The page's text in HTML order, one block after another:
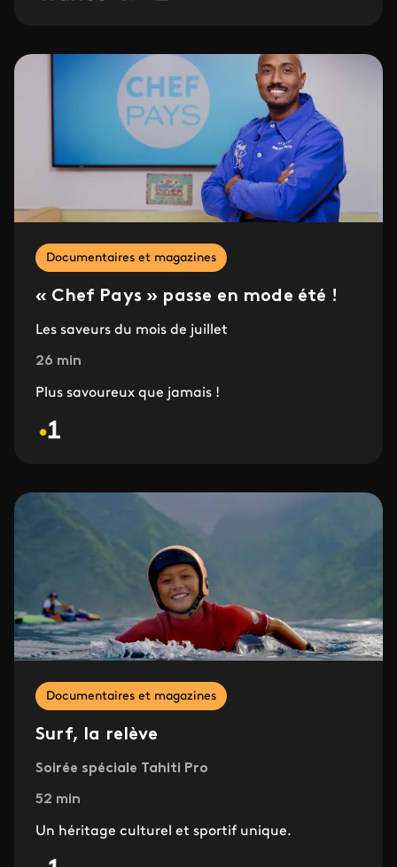
Documentaires et magazines
« Chef Pays » passe en mode été !
Les saveurs du mois de juillet
26 min
Plus savoureux que jamais !
Documentaires et magazines
Surf, la relève
Soirée spéciale Tahiti Pro
52 min
Un héritage culturel et sportif unique.